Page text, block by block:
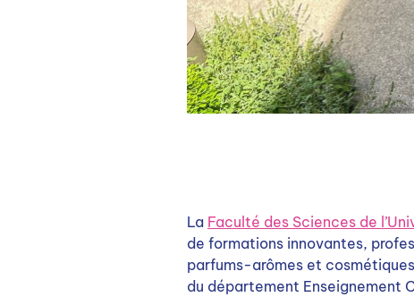
La Faculté des Sciences de
de formations innovantes,
parfums-arômes et
du département Enseignement